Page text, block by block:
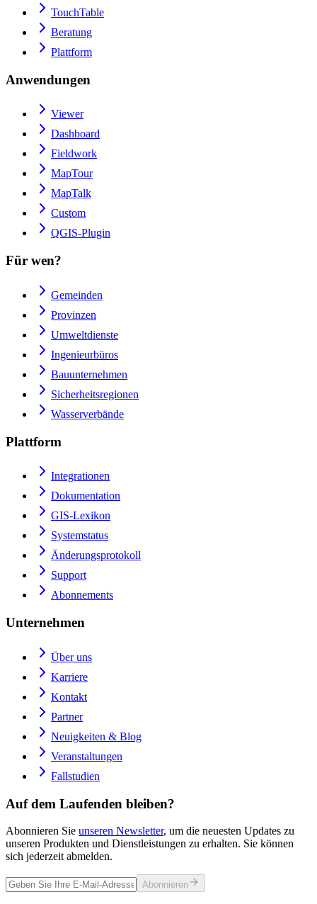
TouchTable
Beratung
Plattform
Anwendungen
Viewer
Dashboard
Fieldwork
MapTour
MapTalk
Custom
QGIS-Plugin
Für wen?
Gemeinden
Provinzen
Umweltdienste
Ingenieurbüros
Bauunternehmen
Sicherheitsregionen
Wasserverbände
Plattform
Integrationen
Dokumentation
GIS-Lexikon
Systemstatus
Änderungsprotokoll
Support
Abonnements
Unternehmen
Über uns
Karriere
Kontakt
Partner
Neuigkeiten & Blog
Veranstaltungen
Fallstudien
Auf dem Laufenden bleiben?
Abonnieren Sie unseren Newsletter, um die neuesten Updates zu
unseren Produkten und Dienstleistungen zu erhalten. Sie können
sich jederzeit abmelden.
Abonnieren